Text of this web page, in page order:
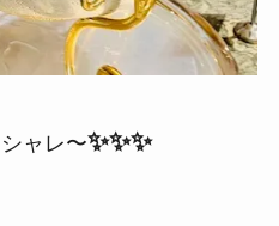
ャレ〜✨✨✨